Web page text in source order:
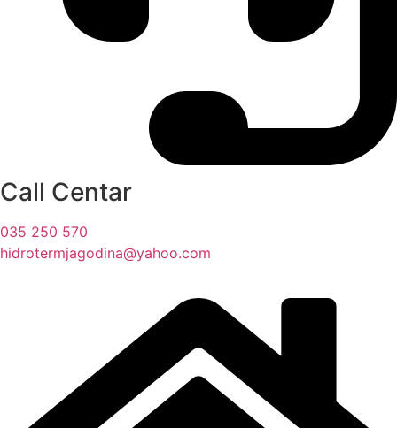
Call Centar
035 250 570
hidrotermjagodina@yahoo.com